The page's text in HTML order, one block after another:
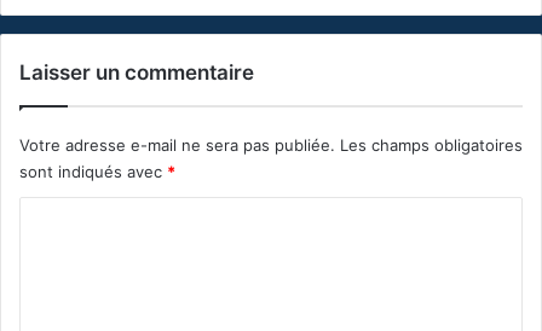
Laisser un commentaire
Votre adresse e-mail ne sera pas publiée. Les champs obligatoires
sont indiqués avec *